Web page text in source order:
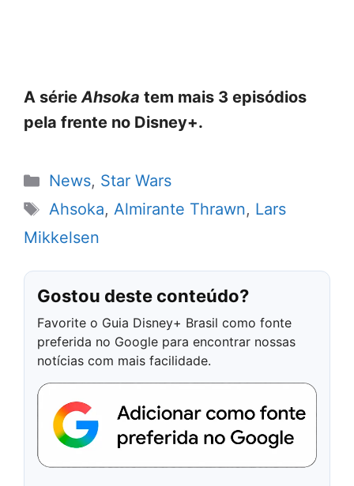
A sérieAhsoka tem mais 3 episódios
pela frente no Disney+.
Categorias
News, Star Wars
Tags
Ahsoka, Almirante Thrawn, Lars
Mikkelsen
Gostou deste conteúdo?
Favorite o Guia Disney+ Brasil como fonte
preferida no Google para encontrar nossas
notícias com mais facilidade.